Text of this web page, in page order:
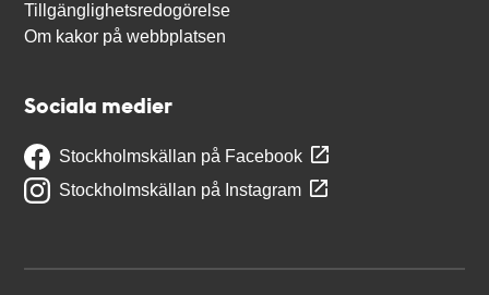
Tillgänglighetsredogörelse
Om kakor på webbplatsen
Sociala medier
Stockholmskällan på Facebook
Stockholmskällan på Instagram